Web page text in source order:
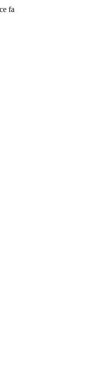
fa